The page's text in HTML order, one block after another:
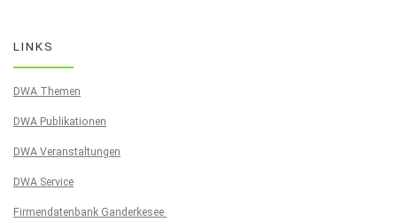
LINKS
DWA Themen
DWA Publikationen
DWA Veranstaltungen
DWA Service
Firmendatenbank Ganderkesee